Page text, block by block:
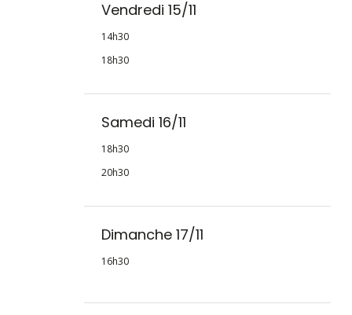
Vendredi 15/11
14h30
18h30
Samedi 16/11
18h30
20h30
Dimanche 17/11
16h30